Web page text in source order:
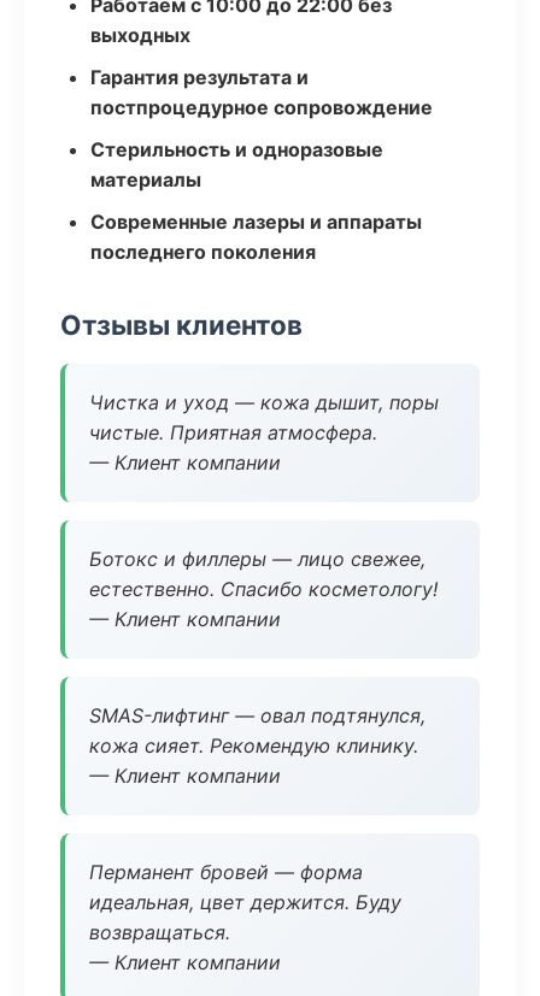
Работаем с 10:00 до 22:00 без
выходных
Гарантия результата и
постпроцедурное сопровождение
Стерильность и одноразовые
материалы
Современные лазеры и аппараты
последнего поколения
Отзывы клиентов
Чистка и уход — кожа дышит, поры
чистые. Приятная атмосфера.
— Клиент компании
Ботокс и филлеры — лицо свежее,
естественно. Спасибо косметологу!
— Клиент компании
SMAS-лифтинг — овал подтянулся,
кожа сияет. Рекомендую клинику.
— Клиент компании
Перманент бровей — форма
идеальная, цвет держится. Буду
возвращаться.
— Клиент компании